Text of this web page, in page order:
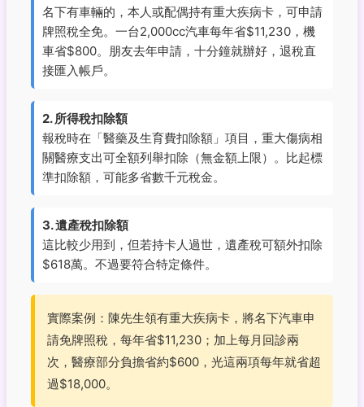
名下有車輛的，本人或配偶持有重大疾病卡，可申請
牌照稅全免。一台2,000cc汽車每年省$11,230，機
車省$800。朋友去年申請，十分鐘就辦好，退稅直
接匯入帳戶。
2. 所得稅扣除額
報稅時在「醫藥及生育費扣除額」項目，重大傷病相
關醫療支出可全額列舉扣除（無金額上限）。比起標
準扣除額，可能多省數千元稅金。
3. 遺產稅扣除額
這比較少用到，但若持卡人過世，遺產稅可額外扣除
$618萬。不過要符合特定條件。
實際案例：陳先生領有重大疾病卡，將名下汽車申
請免牌照稅，每年省$11,230；加上每月回診兩
次，醫療部分負擔省約$600，光這兩項每年就省超
過$18,000。